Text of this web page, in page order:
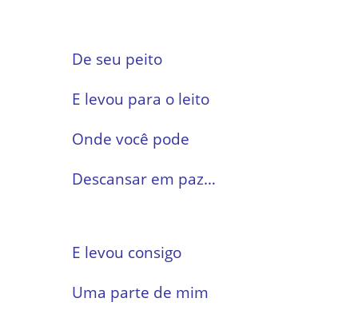
De seu peito
E levou para o leito
Onde você pode
Descansar em paz…
E levou consigo
Uma parte de mim